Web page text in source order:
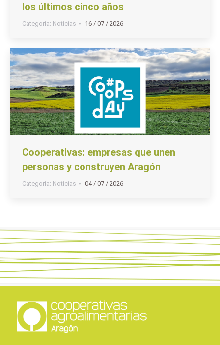
los últimos cinco años
Categoria: Noticias 16 / 07 / 2026
Cooperativas: empresas que unen
personas y construyen Aragón
Categoria: Noticias 04 / 07 / 2026